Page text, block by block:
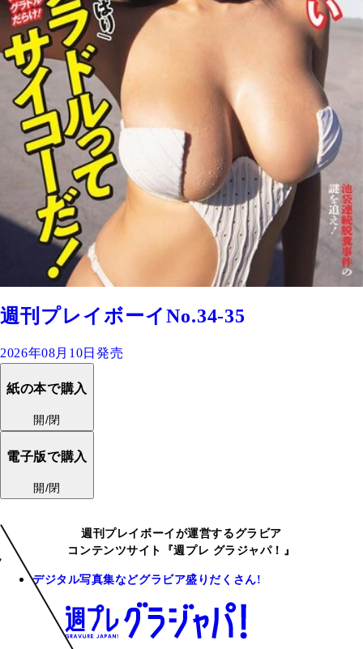
週刊プレイボーイNo.34-35
2026年08月10日発売
紙の本で購入
開/閉
電子版で購入
開/閉
週刊プレイボーイが運営するグラビア
コンテンツサイト『週プレ グラジャパ！』
デジタル写真集などグラビア盛りだくさん!